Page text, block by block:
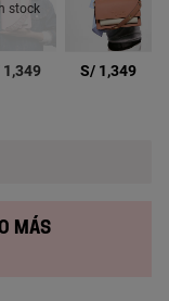
stock
1,349 S/ 1,349
más